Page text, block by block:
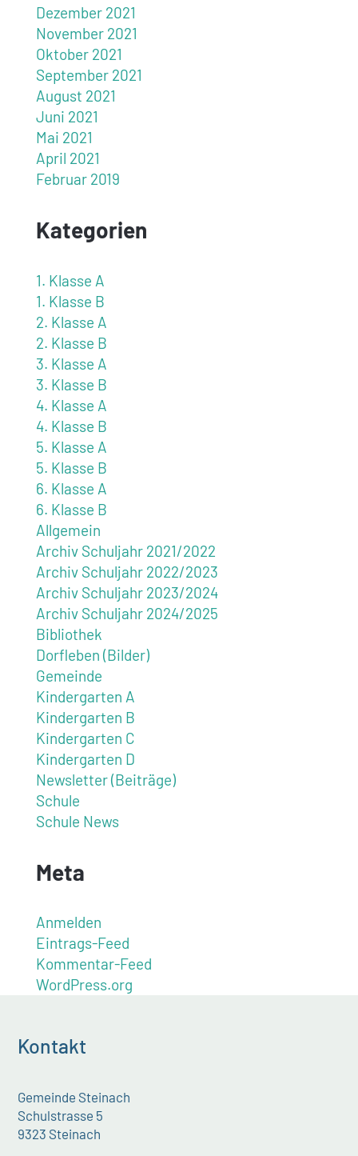
Dezember 2021
November 2021
Oktober 2021
September 2021
August 2021
Juni 2021
Mai 2021
April 2021
Februar 2019
Kategorien
1. Klasse A
1. Klasse B
2. Klasse A
2. Klasse B
3. Klasse A
3. Klasse B
4. Klasse A
4. Klasse B
5. Klasse A
5. Klasse B
6. Klasse A
6. Klasse B
Allgemein
Archiv Schuljahr 2021/2022
Archiv Schuljahr 2022/2023
Archiv Schuljahr 2023/2024
Archiv Schuljahr 2024/2025
Bibliothek
Dorfleben (Bilder)
Gemeinde
Kindergarten A
Kindergarten B
Kindergarten C
Kindergarten D
Newsletter (Beiträge)
Schule
Schule News
Meta
Anmelden
Eintrags-Feed
Kommentar-Feed
WordPress.org
Kontakt
Gemeinde Steinach
Schulstrasse 5
9323 Steinach